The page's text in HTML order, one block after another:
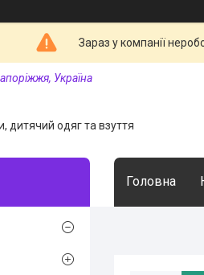
Зараз у компанії
Україна
дитячий одяг та взуття
Головна